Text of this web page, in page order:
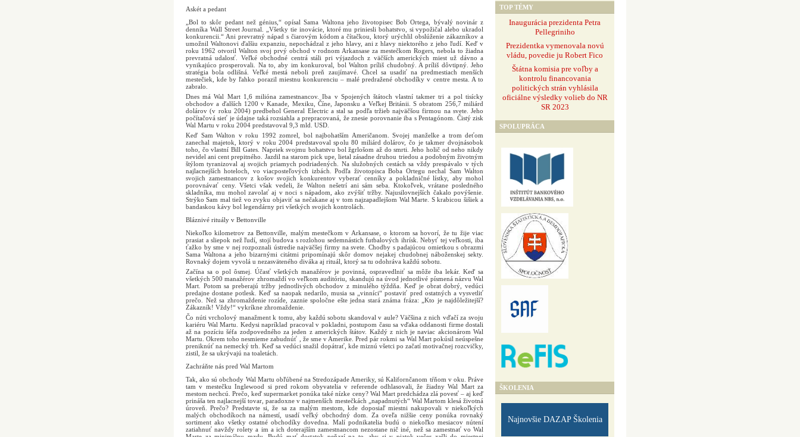
Askét a pedant
„Bol to skôr pedant než génius,“ opísal Sama Waltona jeho životopisec Bob Ortega, bývalý novinár z
denníka Wall Street Journal. „Všetky tie inovácie, ktoré mu priniesli bohatstvo, si vypožičal alebo ukradol
konkurencii.“ Ani prevratný nápad s čiarovým kódom a čítačkou, ktorý urýchlil obslúženie zákazníkov a
umožnil Waltonovi ďalšiu expanziu, nepochádzal z jeho hlavy, ani z hlavy niektorého z jeho ľudí. Keď v
roku 1962 otvoril Walton svoj prvý obchod v rodnom Arkansase za mestečkom Rogers, nebola to žiadna
prevratná udalosť. Veľké obchodné centrá stáli pri výjazdoch z väčších amerických miest už dávno a
vynikajúco prosperovali. Na to, aby im konkuroval, bol Walton príliš chudobný. A príliš dôvtipný. Jeho
stratégia bola odlišná. Veľké mestá neboli preň zaujímavé. Chcel sa usadiť na predmestiach menších
mestečiek, kde by ľahko porazil miestnu konkurenciu – malé predražené obchodíky v centre mesta. A to
zabralo.
Dnes má Wal Mart 1,6 milióna zamestnancov. Iba v Spojených štátoch vlastní takmer tri a pol tisícky
obchodov a ďalších 1200 v Kanade, Mexiku, Číne, Japonsku a Veľkej Británii. S obratom 256,7 miliárd
dolárov (v roku 2004) predbehol General Electric a stal sa podľa tržieb najväčšou firmou na svete. Jeho
počítačová sieť je údajne taká rozsiahla a prepracovaná, že znesie porovnanie iba s Pentagónom. Čistý zisk
Wal Martu v roku 2004 predstavoval 9,3 mld. USD.
Keď Sam Walton v roku 1992 zomrel, bol najbohatším Američanom. Svojej manželke a trom deťom
zanechal majetok, ktorý v roku 2004 predstavoval spolu 80 miliárd dolárov, čo je takmer dvojnásobok
toho, čo vlastní Bill Gates. Napriek svojmu bohatstvu bol žgrlošom až do smrti. Jeho holič od neho nikdy
nevidel ani cent prepitného. Jazdil na starom pick upe, lietal zásadne druhou triedou a podobným životným
štýlom tyranizoval aj svojich priamych podriadených. Na služobných cestách sa vždy prespávalo v tých
najlacnejších hoteloch, vo viacposteľových izbách. Podľa životopisca Boba Ortegu nechal Sam Walton
svojich zamestnancov z košov svojich konkurentov vyberať cenníky a pokladničné lístky, aby mohol
porovnávať ceny. Všetci však vedeli, že Walton nešetrí ani sám seba. Ktokoľvek, vrátane posledného
skladníka, mu mohol zavolať aj v noci s nápadom, ako zvýšiť tržby. Najusilovnejších čakalo povýšenie.
Strýko Sam mal tiež vo zvyku objaviť sa nečakane aj v tom najzapadlejšom Wal Marte. S krabicou šišiek a
bandaskou kávy bol legendárny pri všetkých svojich kontrolách.
Bláznivé rituály v Bettonville
Niekoľko kilometrov za Bettonville, malým mestečkom v Arkansase, o ktorom sa hovorí, že tu žije viac
prasiat a sliepok než ľudí, stojí budova s rozlohou sedemnástich futbalových ihrísk. Nebyť tej veľkosti, iba
ťažko by sme v nej rozpoznali ústredie najväčšej firmy na svete. Chodby s padajúcou omietkou s obrazmi
Sama Waltona a jeho bizarnými citátmi pripomínajú skôr domov nejakej chudobnej náboženskej sekty.
Rovnaký dojem vyvolá u nezasväteného diváka aj rituál, ktorý sa tu odohráva každú sobotu.
Začína sa o pol ôsmej. Účasť všetkých manažérov je povinná, ospravedlniť sa môže iba lekár. Keď sa
všetkých 500 manažérov zhromaždí vo veľkom auditóriu, skandujú na úvod jednotlivé písmená názvu Wal
Mart. Potom sa preberajú tržby jednotlivých obchodov z minulého týždňa. Keď je obrat dobrý, vedúci
predajne dostane potlesk. Keď sa naopak nedarilo, musia sa „vinníci“ postaviť pred ostatných a vysvetliť
prečo. Než sa zhromaždenie rozíde, zaznie spoločne ešte jedna stará známa fráza: „Kto je najdôležitejší?
Zákazník! Vždy!“ vykríkne zhromaždenie.
Čo núti vrcholový manažment k tomu, aby každú sobotu skandoval v aule? Väčšina z nich vďačí za svoju
kariéru Wal Martu. Kedysi napríklad pracoval v pokladni, postupom času sa vďaka oddanosti firme dostali
až na pozíciu šéfa zodpovedného za jeden z amerických štátov. Každý z nich je naviac akcionárom Wal
Martu. Okrem toho nesmieme zabudnúť , že sme v Amerike. Pred pár rokmi sa Wal Mart pokúsil neúspešne
preniknúť na nemecký trh. Keď sa vedúci snažil dopátrať, kde miznú všetci po začatí motivačnej rozcvičky,
zistil, že sa ukrývajú na toaletách.
Zachráňte nás pred Wal Martom
Tak, ako sú obchody Wal Martu obľúbené na Stredozápade Ameriky, sú Kalifornčanom tŕňom v oku. Práve
tam v mestečku Inglewood si pred rokom obyvatelia v referende odhlasovali, že žiadny Wal Mart za
mestom nechcú. Prečo, keď supermarket ponúka také nízke ceny? Wal Mart predchádza zlá povesť – aj keď
prináša ten najlacnejší tovar, paradoxne v najmenších mestečkách „napadnutých“ Wal Martom klesá životná
úroveň. Prečo? Predstavte si, že sa za malým mestom, kde doposiaľ miestni nakupovali v niekoľkých
malých obchodíkoch na námestí, usadí veľký obchodný dom. Za oveľa nižšie ceny ponúka rovnaký
sortiment ako všetky ostatné obchodíky dovedna. Malí podnikatelia budú o niekoľko mesiacov nútení
zatiahnuť navždy rolety a im a ich doterajším zamestnancom nezostane nič iné, než sa zamestnať vo Wal
TOP TÉMY
Inaugurácia prezidenta Petra
Pellegriniho
Prezidentka vymenovala novú
vládu, povedie ju Robert Fico
Štátna komisia pre voľby a
kontrolu financovania
politických strán vyhlásila
oficiálne výsledky volieb do NR
SR 2023
SPOLUPRÁCA
ŠKOLENIA
Najnovšie DAZAP Školenia